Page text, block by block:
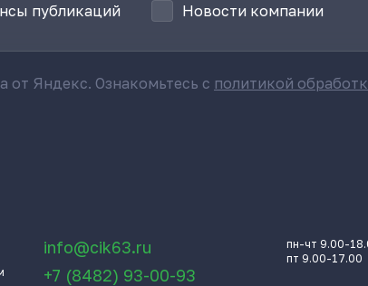
публикаций Новости компании
Яндекс. Ознакомьтесь с политикой
info@cik63.ru
+7 (8482) 93-00-93
пн-чт 9.00-
пт 9.00-17.00